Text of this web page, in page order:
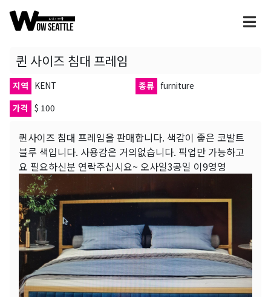
퀸 사이즈 침대 프레임
지역 KENT 종류 furniture
가격 $ 100
퀸사이즈 침대 프레임을 판매합니다. 색감이 좋은 코발트
블루 색입니다. 사용감은 거의없습니다. 픽업만 가능하고
요 필요하신분 연락주십시요~ 오사일3공일 이9영영